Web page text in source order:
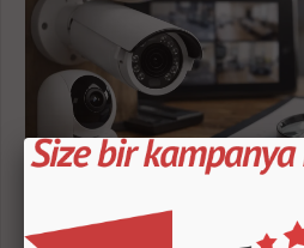
Güvenlik Kamerası
Güvenlik kamerası seçerken
süresi ve bağlantı tipini